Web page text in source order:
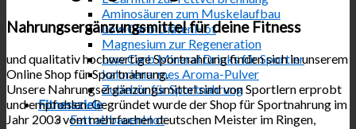
Aminosäuren zum Muskelaufbau
Low Carb Diäten
Magnesium zur Regeneration
Low Carb Mineral Drinks für Sportler
kalorienarmes Aroma-Pulver
Zubehör für Sportnahrung
Fitnessziele
Fett abbauen
Nahrungsergänzungsmittel für deine Fitness
und qualitativ hochwertige Sportnahrung finden sich in unserem
Online Shop für Sportnahrung.
Unsere Nahrungsergänzungsmittel sind von Sportlern erprobt
und empfohlen. Gegründet wurde der Shop für Sportnahrung im
Jahr 2003 vom mehrfachen deutschen Meister im Ringen,